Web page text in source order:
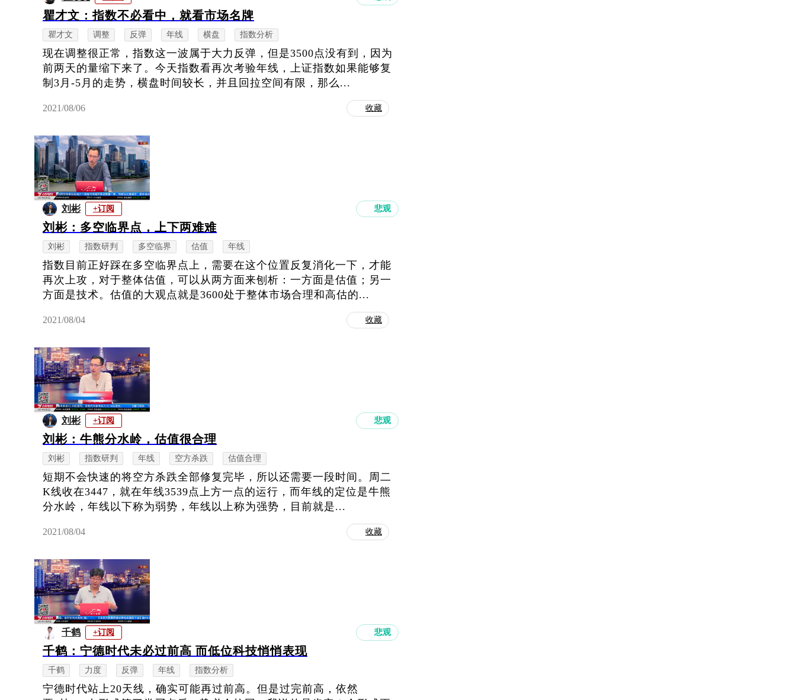
瞿才文：指数不必看中，就看市场名牌
瞿才文 调整 反弹 年线 横盘 指数分析
现在调整很正常，指数这一波属于大力反弹，但是3500点没有到，因为
前两天的量缩下来了。今天指数看再次考验年线，上证指数如果能够复
制3月-5月的走势，横盘时间较长，并且回拉空间有限，那么...
2021/08/06 收藏
刘彬 +订阅 悲观
刘彬：多空临界点，上下两难难
刘彬 指数研判 多空临界 估值 年线
指数目前正好踩在多空临界点上，需要在这个位置反复消化一下，才能
再次上攻，对于整体估值，可以从两方面来刨析：一方面是估值；另一
方面是技术。估值的大观点就是3600处于整体市场合理和高估的...
2021/08/04 收藏
刘彬 +订阅 悲观
刘彬：牛熊分水岭，估值很合理
刘彬 指数研判 年线 空方杀跌 估值合理
短期不会快速的将空方杀跌全部修复完毕，所以还需要一段时间。周二
K线收在3447，就在年线3539点上方一点的运行，而年线的定位是牛熊
分水岭，年线以下称为弱势，年线以上称为强势，目前就是...
2021/08/04 收藏
千鹤 +订阅 悲观
千鹤：宁德时代未必过前高 而低位科技悄悄表现
千鹤 力度 反弹 年线 指数分析
宁德时代站上20天线，确实可能再过前高。但是过完前高，依然